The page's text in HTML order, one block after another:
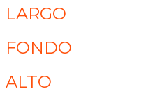
LARGO
FONDO
ALTO